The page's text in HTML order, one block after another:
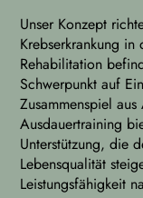
Unser Konzept
Krebserkrankung
Rehabilitation
Schwerpunkt auf
Zusammenspiel
Ausdauertraining
Unterstützung, die
Lebensqualität
Leistungsfähigkeit